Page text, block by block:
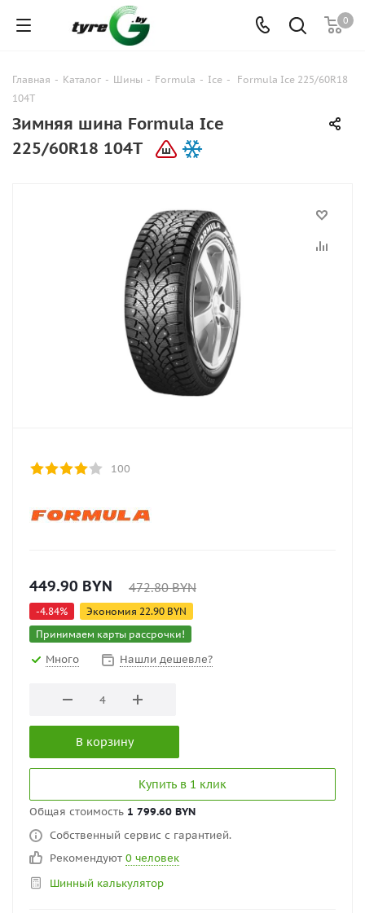
0
Главная - Каталог - Шины - Formula - Ice -
Formula Ice 225/60R18
104T
Зимняя шина Formula Ice
225/60R18 104T
100
449.90 BYN 472.80BYN
-4.84% Экономия 22.90 BYN
Принимаем карты рассрочки!
Много Нашли дешевле?
В корзину
Купить в 1 клик
Общая стоимость 1 799.60 BYN
Собственный сервис с гарантией.
Рекомендуют 0 человек
Шинный калькулятор